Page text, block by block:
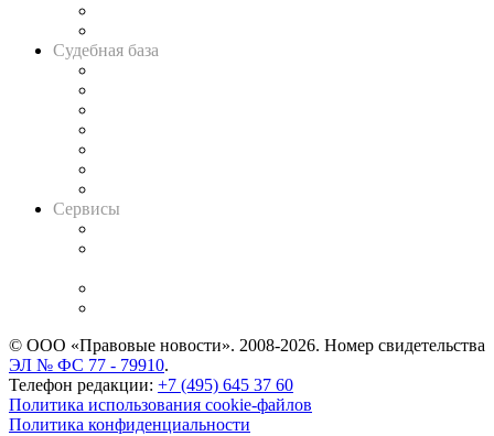
Судебная база
Сервисы
© ООО «Правовые новости». 2008-2026. Номер свидетельства
ЭЛ № ФС 77 - 79910.
Телефон редакции: +7 (495) 645 37 60
Политика использования cookie-файлов
Политика конфиденциальности